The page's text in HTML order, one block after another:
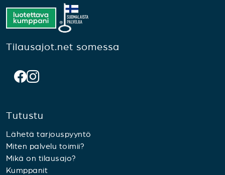
Tilausajot.net somessa
Tutustu
Lähetä tarjouspyyntö
Miten palvelu toimii?
Mikä on tilausajo?
Kumppanit